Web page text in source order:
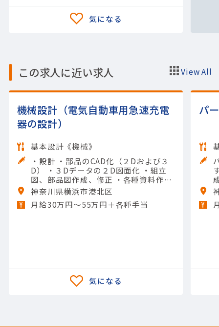
この求人に近い求人 View All
機械設計（電気自動車用急速充電
器の設計）
基本設計《機械》
・設計 ・部品のCAD化（２Dおよび３
D） ・３Dデータの２D図面化 ・組立
図、部品図作成、修正 ・各種資料作成
（Excel、word） ・他部署や協力会社
との打ち合わせ 【担当製品】(電子部
品・デバイス)電源 【使用ツール】iCA
神奈川県横浜市港北区
月給30万円〜55万円＋各種手当
パ
す。 ＜